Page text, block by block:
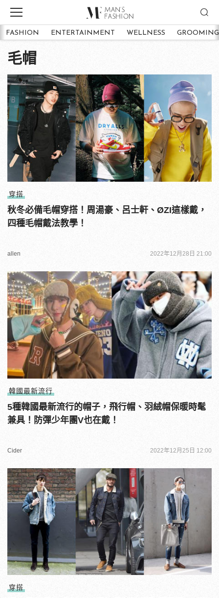
FASHION ENTERTAINMENT WELLNESS GROOMING
毛帽
穿搭
秋冬必備毛帽穿搭！周湯豪、呂士軒、ØZI這樣戴，
四種毛帽戴法教學！
allen 2022年12月28日 21:00
韓國最新流行
5種韓國最新流行的帽子，飛行帽、羽絨帽保暖時髦
兼具！防彈少年團V也在戴！
Cider 2022年12月25日 12:00
穿搭